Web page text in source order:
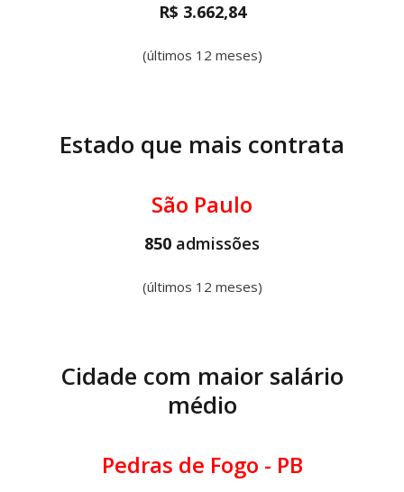
R$ 3.662,84
(últimos 12 meses)
Estado que mais contrata
São Paulo
850 admissões
(últimos 12 meses)
Cidade com maior salário
médio
Pedras de Fogo - PB